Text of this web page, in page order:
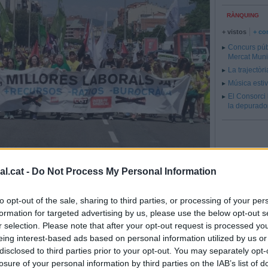
- Do Not Process My Personal Information
opt-out of the sale, sharing to third parties, or processing of your
for targeted advertising by us, please use the below opt-out
selection. Please note that after your opt-out request is processed
interest-based ads based on personal information utilized by us
to third parties prior to your opt-out. You may separately
of your personal information by third parties on the IAB’s list of
manifestat a Sabadell.
en reclamació de
Vallès es deixa notar als centres castellarencs i
RÀNQUING
+ vistos +
Concurs
Mercat
La
Música
El
la